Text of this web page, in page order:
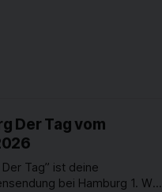
Der Tag vom
Tag” ist deine
bei Hamburg 1. Was